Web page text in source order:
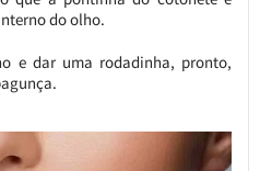
do olho.
e dar uma rodadinha, pronto,